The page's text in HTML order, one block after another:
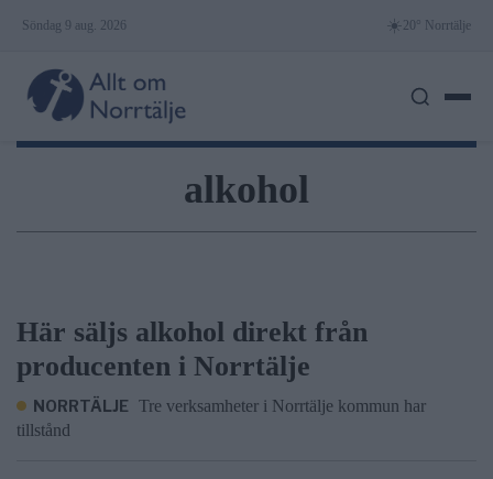
content
Söndag 9 aug. 2026 ☀️20° Norrtälje
alkohol
Här säljs alkohol direkt från
producenten i Norrtälje
NORRTÄLJE Tre verksamheter i Norrtälje kommun har
tillstånd